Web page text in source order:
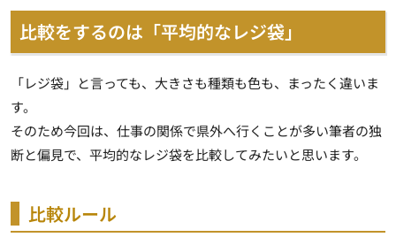
比較をするのは「平均的なレジ袋」
「レジ袋」と言っても、大きさも種類も色も、まったく違いま
す。
そのため今回は、仕事の関係で県外へ行くことが多い筆者の独
断と偏見で、平均的なレジ袋を比較してみたいと思います。
比較ルール